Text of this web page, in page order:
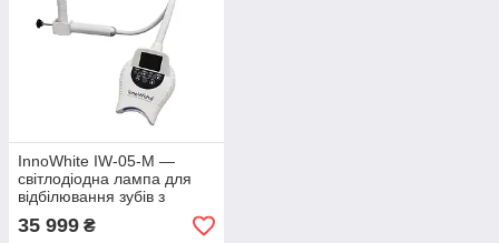
InnoWhite IW-05-M —
світлодіодна лампа для
відбілювання зубів з
кріпленням на
стоматологічну установку
35 999 ₴